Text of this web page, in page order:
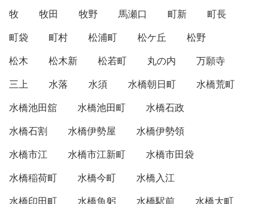
牧
牧田 牧野 馬瀬口 町新
町長
町袋
町村 松浦町 松ケ丘
松野
松木
松木新 松若町 丸の内
万願寺
三上
水落 水須 水橋朝日町
水橋荒町
水橋池田舘
水橋池田町
水橋石政
水橋石割
水橋伊勢屋
水橋伊勢領
水橋市江
水橋市江新町
水橋市田袋
水橋稲荷町
水橋今町
水橋入江